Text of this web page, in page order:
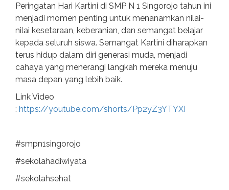
Peringatan Hari Kartini di SMP N 1 Singorojo tahun ini
menjadi momen penting untuk menanamkan nilai-
nilai kesetaraan, keberanian, dan semangat belajar
kepada seluruh siswa. Semangat Kartini diharapkan
terus hidup dalam diri generasi muda, menjadi
cahaya yang menerangi langkah mereka menuju
masa depan yang lebih baik.
Link Video
: https://youtube.com/shorts/Pp2yZ3YTYXI
#smpn1singorojo
#sekolahadiwiyata
#sekolahsehat